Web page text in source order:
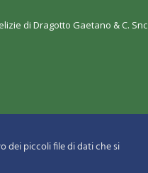
di Dragotto Gaetano & C. Snc
dei piccoli file di dati che si